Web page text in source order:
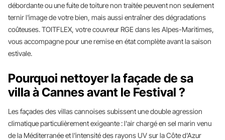
débordante ou une fuite de toiture non traitée peuvent non seulement
ternir l'image de votre bien, mais aussi entraîner des dégradations
coûteuses. TOITFLEX, votre couvreur RGE dans les Alpes-Maritimes,
vous accompagne pour une remise en état complète avant la saison
estivale.
Pourquoi nettoyer la façade de sa
villa à Cannes avant le Festival ?
Les façades des villas cannoises subissent une double agression
climatique particulièrement exigeante : l'air chargé en sel marin venu
de la Méditerranée et l'intensité des rayons UV sur la Côte d'Azur